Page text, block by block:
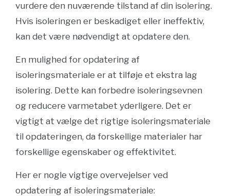
vurdere den nuværende tilstand af din isolering.
Hvis isoleringen er beskadiget eller ineffektiv,
kan det være nødvendigt at opdatere den.
En mulighed for opdatering af
isoleringsmateriale er at tilføje et ekstra lag
isolering. Dette kan forbedre isoleringsevnen
og reducere varmetabet yderligere. Det er
vigtigt at vælge det rigtige isoleringsmateriale
til opdateringen, da forskellige materialer har
forskellige egenskaber og effektivitet.
Her er nogle vigtige overvejelser ved
opdatering af isoleringsmateriale: